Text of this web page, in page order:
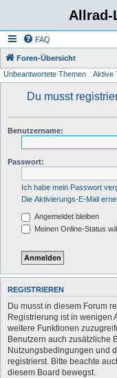
Allrad-
FAQ
Foren-Übersicht
Unbeantwortete Themen Aktive
Du musst
Benutzername:
Passwort:
Ich habe mein Passwort
Die Aktivierungs-E-Mail
Angemeldet bleiben
Meinen Online-Status
REGISTRIEREN
Du musst in diesem Forum
Registrierung ist in wenigen
weitere Funktionen
Benutzern auch zusätzliche
Nutzungsbedingungen und
registrierst. Bitte beachte
diesem Board bewegst.